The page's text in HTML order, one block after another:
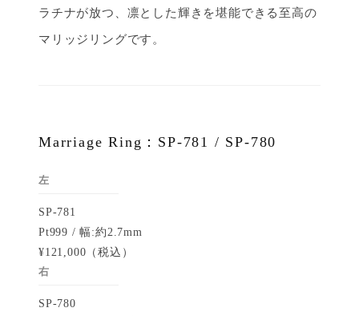
ラチナが放つ、凛とした輝きを堪能できる至高の
マリッジリングです。
Marriage Ring：SP-781 / SP-780
左
SP-781
Pt999 / 幅:約2.7mm
¥121,000（税込）
右
SP-780